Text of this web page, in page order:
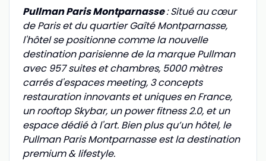
Pullman Paris Montparnasse: Situé au cœur
de Paris et du quartier Gaîté Montparnasse,
l'hôtel se positionne comme la nouvelle
destination parisienne de la marque Pullman
avec 957 suites et chambres, 5000 mètres
carrés d'espaces meeting, 3 concepts
restauration innovants et uniques en France,
un rooftop Skybar, un power fitness 2.0, et un
espace dédié à l'art. Bien plus qu’un hôtel, le
Pullman Paris Montparnasse est la destination
premium & lifestyle.